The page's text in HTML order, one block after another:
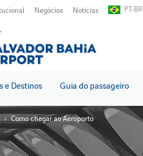
Negócios Notícias PT-BR
e Destinos Guia do passageiro
Como chegar ao Aeroporto